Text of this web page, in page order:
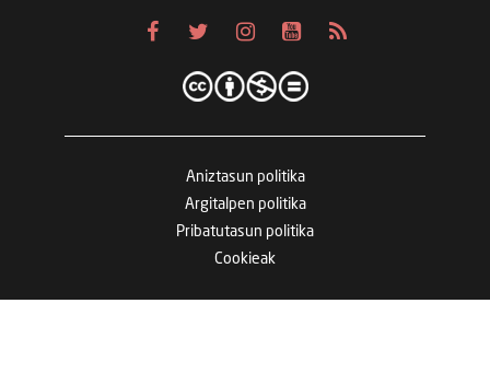
Aniztasun politika
Argitalpen politika
Pribatutasun politika
Cookieak